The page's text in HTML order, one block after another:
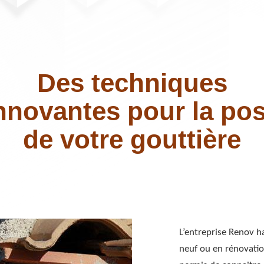
Des techniques
pour la
de votre gouttière
L’entreprise Renov
neuf ou en